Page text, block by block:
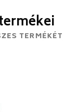
TERMÉKÉT